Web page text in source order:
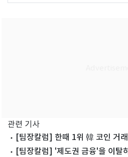
관련 기사
[팀장칼럼] 한때 1위 韓 코인 거
[팀장칼럼] '제도권 금융'을 이탈